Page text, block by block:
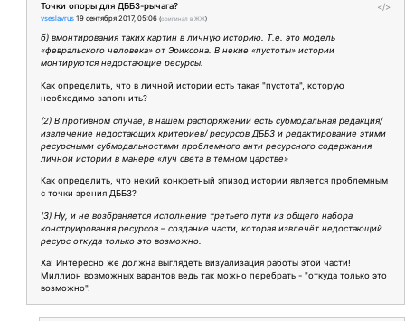
</>
Точки опоры для ДББЗ-рычага?
vseslavrus 19 сентября 2017, 05:06 (оригинал в ЖЖ)
б) вмонтирования таких картин в личную историю. Т.е. это модель
«февральского человека» от Эриксона. В некие «пустоты» истории
монтируются недостающие ресурсы.
Как определить, что в личной истории есть такая "пустота", которую
необходимо заполнить?
(2) В противном случае, в нашем распоряжении есть субмодальная редакция/
извлечение недостающих критериев/ ресурсов ДББЗ и редактирование этими
ресурсными субмодальностями проблемного анти ресурсного содержания
личной истории в манере «луч света в тёмном царстве»
Как определить, что некий конкретный эпизод истории является проблемным
с точки зрения ДББЗ?
(3) Ну, и не возбраняется исполнение третьего пути из общего набора
конструирования ресурсов – создание части, которая извлечёт недостающий
ресурс откуда только это возможно.
Ха! Интересно же должна выглядеть визуализация работы этой части!
Миллион возможных варантов ведь так можно перебрать - "откуда только это
возможно".